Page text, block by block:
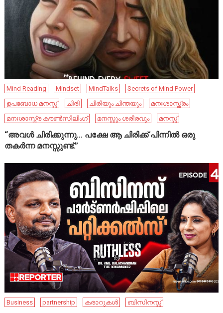
Mind Reading Mindset MindTalks
Secrets of Mind Power
ഉപബോധ മനസ്സ്
ചിരി ചിരിയും ചിന്തയും
മനഃശാസ്ത്രം
മനഃശാസ്ത്ര കൗൺസിലിംഗ്
മനസ്സും ശരീരവും മനസ്സ്
“അവൾ ചിരിക്കുന്നു… പക്ഷേ ആ ചിരിക്ക് പിന്നിൽ ഒരു
തകർന്ന മനസ്സുണ്ട്.”
Business partnership കരാറുകൾ ബിസിനസ്സ്